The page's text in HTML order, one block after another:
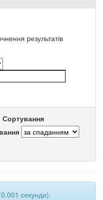
результатів
Сортування
секунди).